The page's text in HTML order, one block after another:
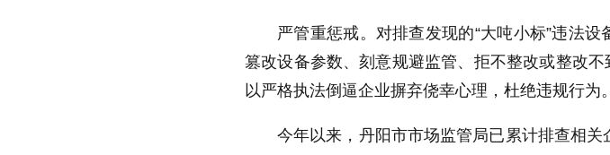
严管重惩戒。对排查发现的“大吨小标”违法
篡改设备参数、刻意规避监管、拒不整改或整改
以严格执法倒逼企业摒弃侥幸心理，杜绝违规行为。
今年以来，丹阳市市场监管局已累计排查相